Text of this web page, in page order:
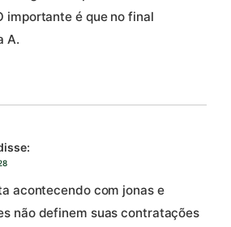
importante é que no final
A.
acontecendo com jonas e
não definem suas contratações